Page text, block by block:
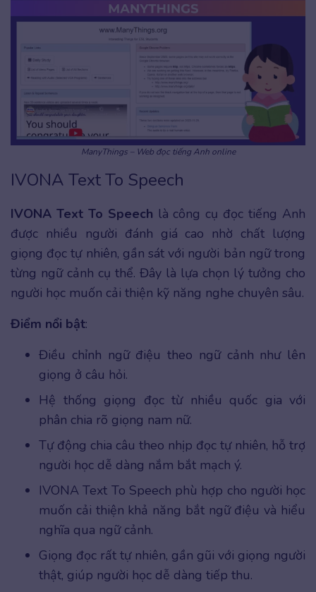
ManyThings – Web đọc tiếng Anh online
IVONA Text To Speech
IVONA Text To Speech là công cụ đọc tiếng Anh
được nhiều người đánh giá cao nhờ chất lượng
giọng đọc tự nhiên, gần sát với người bản ngữ trong
từng ngữ cảnh cụ thể. Đây là lựa chọn lý tưởng cho
người học muốn cải thiện kỹ năng nghe chuyên sâu.
Điểm nổi bật:
Điều chỉnh ngữ điệu theo ngữ cảnh như lên
giọng ở câu hỏi.
Hệ thống giọng đọc từ nhiều quốc gia với
phân chia rõ giọng nam nữ.
Tự động chia câu theo nhịp đọc tự nhiên, hỗ trợ
người học dễ dàng nắm bắt mạch ý.
IVONA Text To Speech phù hợp cho người học
muốn cải thiện khả năng bắt ngữ điệu và hiểu
nghĩa qua ngữ cảnh.
Giọng đọc rất tự nhiên, gần gũi với giọng người
thật, giúp người học dễ dàng tiếp thu.